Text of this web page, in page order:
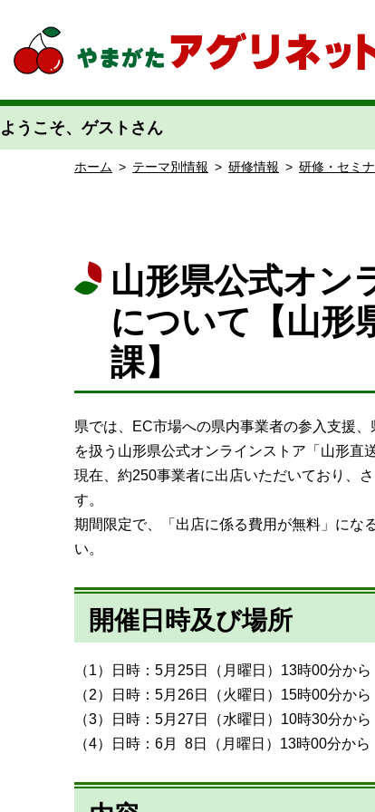
ようこそ、ゲストさん
ホーム > テーマ別情報 > 研修情報 > 研修・セミ
山形県公式オン
について【山形
課】
県では、EC市場への県内事業者の参入支援
を扱う山形県公式オンラインストア「山形直
現在、約250事業者に出店いただいており、
す。
期間限定で、「出店に係る費用が無料」にな
い。
開催日時及び場所
（1）日時：5月25日（月曜日）13時00分か
（2）日時：5月26日（火曜日）15時00分か
（3）日時：5月27日（水曜日）10時30分か
（4）日時：6月 8日（月曜日）13時00分か